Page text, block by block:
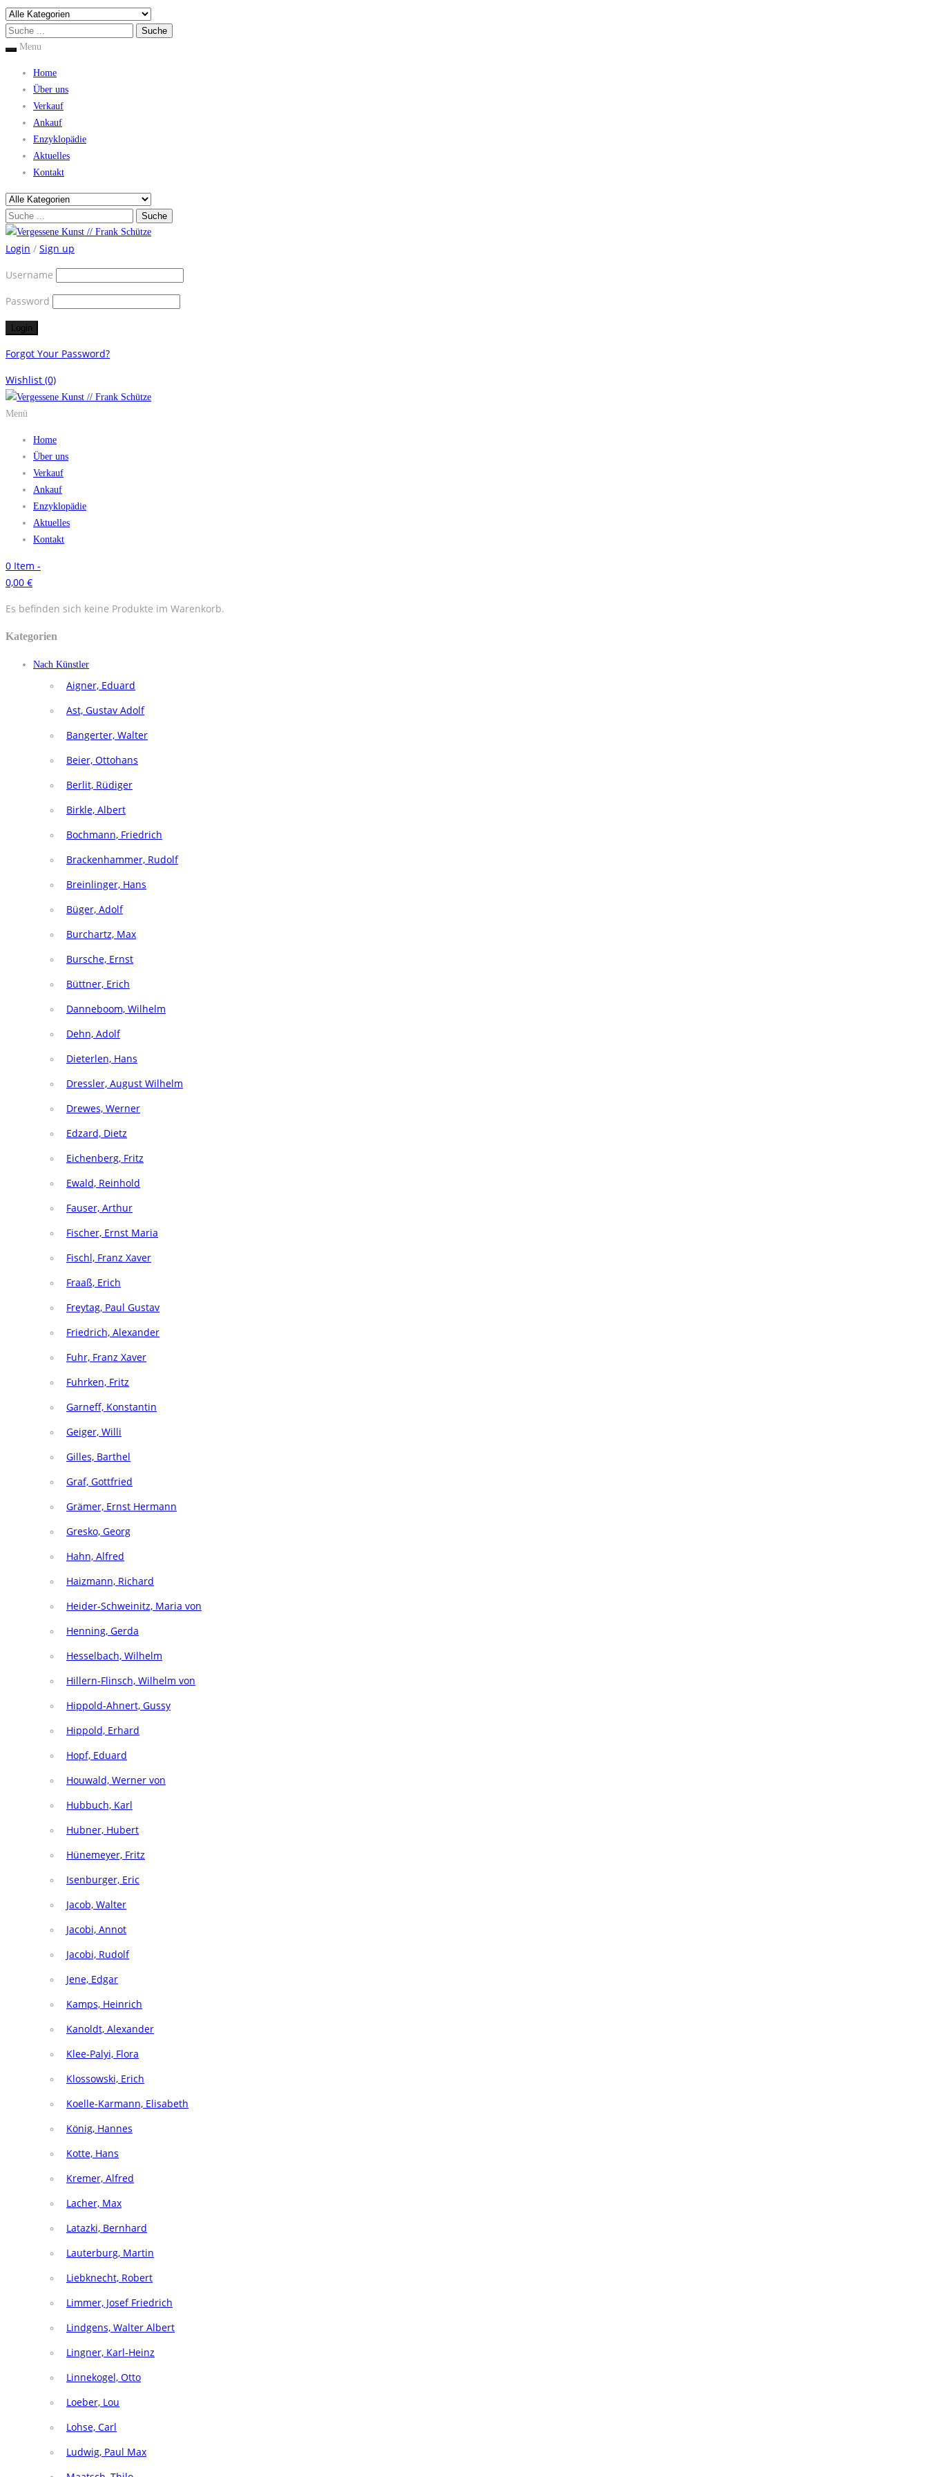
Menu
Home
Über uns
Verkauf
Ankauf
Enzyklopädie
Aktuelles
Kontakt
Login / Sign up
Username
Password
Forgot Your Password?
Wishlist (0)
Menü
Home
Über uns
Verkauf
Ankauf
Enzyklopädie
Aktuelles
Kontakt
0 Item -
0,00 €
Es befinden sich keine Produkte im Warenkorb.
Kategorien
Nach Künstler
Aigner, Eduard
Ast, Gustav Adolf
Bangerter, Walter
Beier, Ottohans
Berlit, Rüdiger
Birkle, Albert
Bochmann, Friedrich
Brackenhammer, Rudolf
Breinlinger, Hans
Büger, Adolf
Burchartz, Max
Bursche, Ernst
Büttner, Erich
Danneboom, Wilhelm
Dehn, Adolf
Dieterlen, Hans
Dressler, August Wilhelm
Drewes, Werner
Edzard, Dietz
Eichenberg, Fritz
Ewald, Reinhold
Fauser, Arthur
Fischer, Ernst Maria
Fischl, Franz Xaver
Fraaß, Erich
Freytag, Paul Gustav
Friedrich, Alexander
Fuhr, Franz Xaver
Fuhrken, Fritz
Garneff, Konstantin
Geiger, Willi
Gilles, Barthel
Graf, Gottfried
Grämer, Ernst Hermann
Gresko, Georg
Hahn, Alfred
Haizmann, Richard
Heider-Schweinitz, Maria von
Henning, Gerda
Hesselbach, Wilhelm
Hillern-Flinsch, Wilhelm von
Hippold-Ahnert, Gussy
Hippold, Erhard
Hopf, Eduard
Houwald, Werner von
Hubbuch, Karl
Hubner, Hubert
Hünemeyer, Fritz
Isenburger, Eric
Jacob, Walter
Jacobi, Annot
Jacobi, Rudolf
Jene, Edgar
Kamps, Heinrich
Kanoldt, Alexander
Klee-Palyi, Flora
Klossowski, Erich
Koelle-Karmann, Elisabeth
König, Hannes
Kotte, Hans
Kremer, Alfred
Lacher, Max
Latazki, Bernhard
Lauterburg, Martin
Liebknecht, Robert
Limmer, Josef Friedrich
Lindgens, Walter Albert
Lingner, Karl-Heinz
Linnekogel, Otto
Loeber, Lou
Lohse, Carl
Ludwig, Paul Max